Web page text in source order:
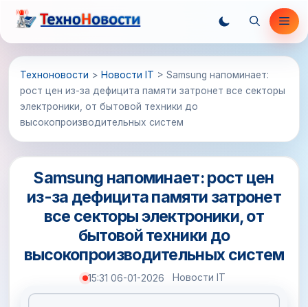
Перейти
содержимому
Техноновости > Новости IT > Samsung напоминает:
рост цен из-за дефицита памяти затронет все секторы
электроники, от бытовой техники до
высокопроизводительных систем
Samsung напоминает: рост цен
из-за дефицита памяти затронет
все секторы электроники, от
бытовой техники до
высокопроизводительных систем
15:31 06-01-2026 Новости IT